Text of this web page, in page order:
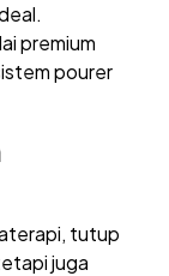
premium
pourer
tutup
juga